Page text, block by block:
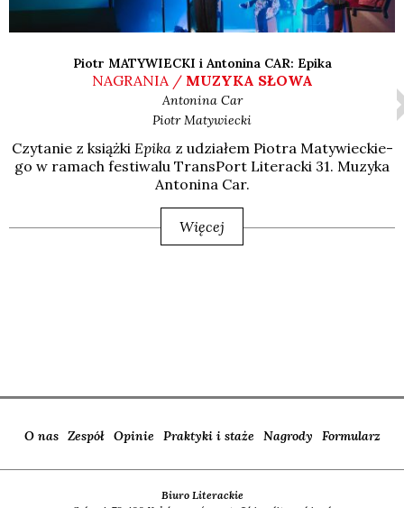
Piotr MATYWIECKI i Antonina CAR: Epika
NAGRANIA / MUZYKA SŁOWA
Antonina Car
Piotr Matywiecki
Czy­ta­nie z książ­ki Epi­kaz udzia­łem Pio­tra Maty­wiec­kie­
go w ramach festi­wa­lu Trans­Port Lite­rac­ki 31. Muzy­ka
Anto­ni­na Car.
Więcej
O nas Zespół Opinie Praktyki i staże Nagrody Formularz
Biuro Literackie